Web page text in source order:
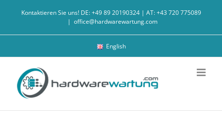
Kontaktieren Sie uns! DE: +49 89 20190324 | AT: +43 720 775089
| office@hardwarewartung.com
English